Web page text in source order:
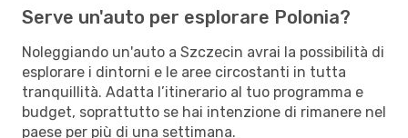
Serve un'auto per esplorare Polonia?
Noleggiando un'auto a Szczecin avrai la possibilità di
esplorare i dintorni e le aree circostanti in tutta
tranquillità. Adatta l’itinerario al tuo programma e
budget, soprattutto se hai intenzione di rimanere nel
paese per più di una settimana.